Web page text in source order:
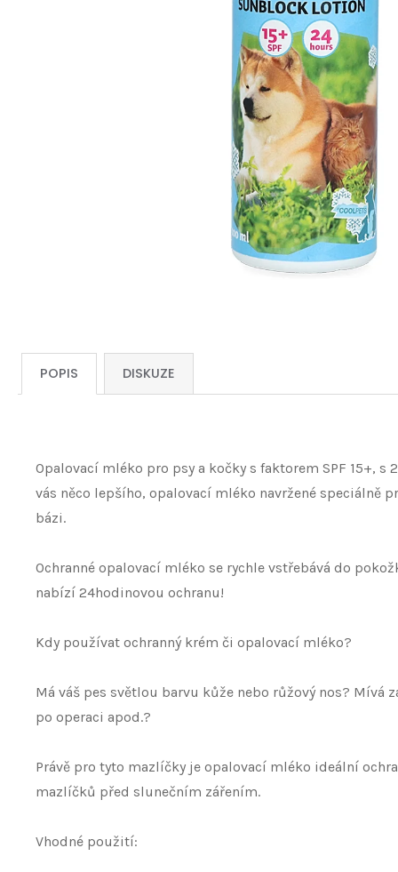
POPIS DISKUZE
Opalovací mléko pro psy a kočky s faktorem SPF 15+,
vás něco lepšího, opalovací mléko navržené speciálně
bázi.
Ochranné opalovací mléko se rychle vstřebává do
nabízí 24hodinovou ochranu!
Kdy používat ochranný krém či opalovací mléko?
Má váš pes světlou barvu kůže nebo růžový nos?
po operaci apod.?
Právě pro tyto mazlíčky je opalovací mléko ideální
mazlíčků před slunečním zářením.
Vhodné použití: